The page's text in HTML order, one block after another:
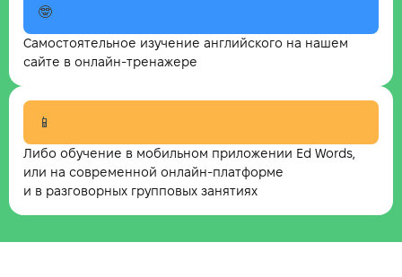
🤓
Самостоятельное изучение английского на нашем
сайте в онлайн-тренажере
📱
Либо обучение в мобильном приложении Ed Words,
или на современной онлайн-платформе
и в разговорных групповых занятиях